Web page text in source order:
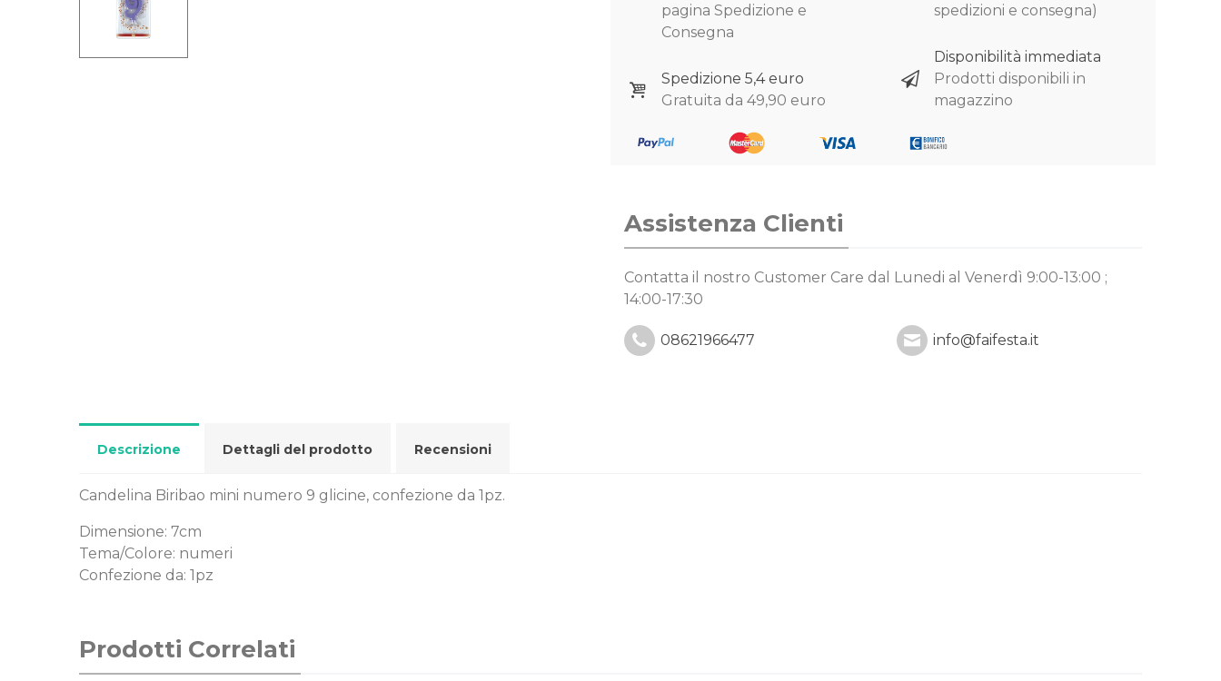
pagina Spedizione e
Consegna
Spedizione 5,4 euro
Gratuita da 49,90 euro
spedizioni e consegna)
Disponibilità immediata
Prodotti disponibili in
magazzino
Assistenza Clienti
Contatta il nostro Customer Care dal Lunedi al Venerdì 9:00-13:00 ;
14:00-17:30
08621966477 info@faifesta.it
Descrizione Dettagli del prodotto Recensioni
Candelina Biribao mini numero 9 glicine, confezione da 1pz.
Dimensione: 7cm
Tema/Colore: numeri
Confezione da: 1pz
Prodotti Correlati